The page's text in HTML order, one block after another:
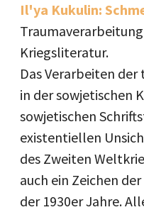
Il'ya Kukulin:
Kriegsliteratur.
Das Verarbeiten
in der sowjetischen
sowjetischen
existentiellen
des Zweiten
auch ein Zeichen
der 1930er Jahre.